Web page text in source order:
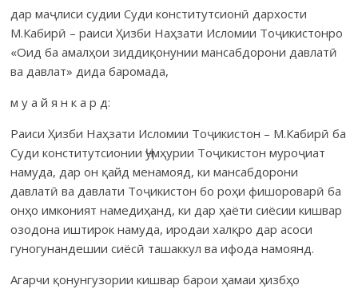
дар маҷлиси судии Суди конститутсионӣ дархости
М.Кабирӣ – раиси Ҳизби Наҳзати Исломии Тоҷикистонро
«Оид ба амалҳои зиддиқонунии мансабдорони давлатӣ
ва давлат» дида баромада,
м у а й я н к а р д:
Раиси Ҳизби Наҳзати Исломии Тоҷикистон – М.Кабирӣ ба
Суди конститутсионии Ҷумҳурии Тоҷикистон муроҷиат
намуда, дар он қайд менамояд, ки мансабдорони
давлатӣ ва давлати Тоҷикистон бо роҳи фишороварӣ ба
онҳо имконият намедиҳанд, ки дар ҳаёти сиёсии кишвар
озодона иштирок намуда, иродаи халқро дар асоси
гуногунандешии сиёсӣ ташаккул ва ифода намоянд.
Агарчи қонунгузории кишвар барои ҳамаи ҳизбҳо